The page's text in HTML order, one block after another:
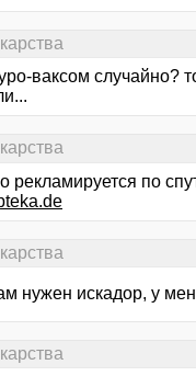
ваксом случайно?
рекламируется по
нужен искадор, у